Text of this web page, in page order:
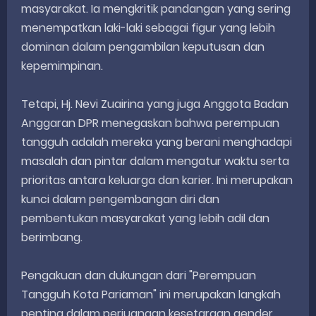
masyarakat. Ia mengkritik pandangan yang sering
menempatkan laki-laki sebagai figur yang lebih
dominan dalam pengambilan keputusan dan
kepemimpinan.
Tetapi, Hj. Nevi Zuairina yang juga Anggota Badan
Anggaran DPR menegaskan bahwa perempuan
tangguh adalah mereka yang berani menghadapi
masalah dan pintar dalam mengatur waktu serta
prioritas antara keluarga dan karier. Ini merupakan
kunci dalam pengembangan diri dan
pembentukan masyarakat yang lebih adil dan
berimbang.
Pengakuan dan dukungan dari "Perempuan
Tangguh Kota Pariaman" ini merupakan langkah